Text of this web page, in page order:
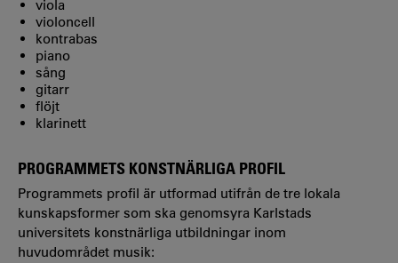
viola
violoncell
kontrabas
piano
sång
gitarr
flöjt
klarinett
PROGRAMMETS KONSTNÄRLIGA PROFIL
Programmets profil är utformad utifrån de tre lokala
kunskapsformer som ska genomsyra Karlstads
universitets konstnärliga utbildningar inom
huvudområdet musik: